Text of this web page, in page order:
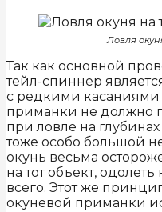
Ловля
Так как основной
тейл-спиннер
с редкими касаниями
приманки не должно
при ловле на
тоже особо большой
окунь весьма
на тот объект,
всего. Этот же
окунёвой приманки